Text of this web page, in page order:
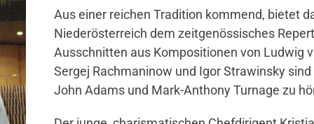
Aus einer reichen Tradition kommend, bietet
Niederösterreich dem zeitgenössisches
Ausschnitten aus Kompositionen von Ludwig
Sergej Rachmaninow und Igor Strawinsky
John Adams und Mark-Anthony Turnage zu